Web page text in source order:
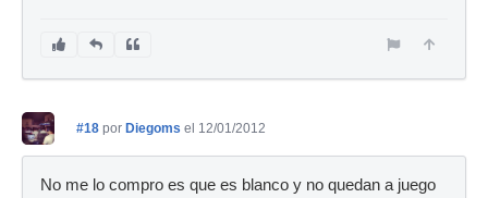
#18 por Diegoms el 12/01/2012
No me lo compro es que es blanco y no quedan a juego